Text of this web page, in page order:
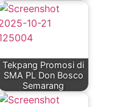
Tekpang Promosi di
SMA PL Don Bosco
Semarang